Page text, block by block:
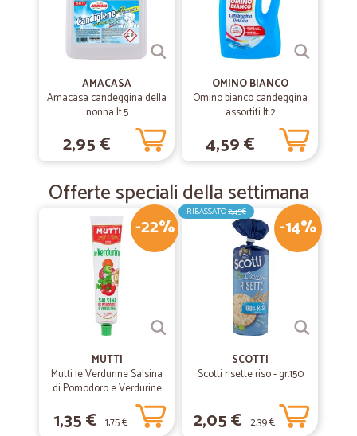
AMACASA
Amacasa candeggina della
nonna lt.5
2,95 €
OMINO BIANCO
Omino bianco candeggina
assortiti lt.2
4,59 €
Offerte speciali della settimana
-22%
MUTTI
Mutti le Verdurine Salsina
di Pomodoro e Verdurine
1,35 € 1,75 €
-14%
RIBASSATO2,45€
SCOTTI
Scotti risette riso - gr.150
2,05 € 2,39 €